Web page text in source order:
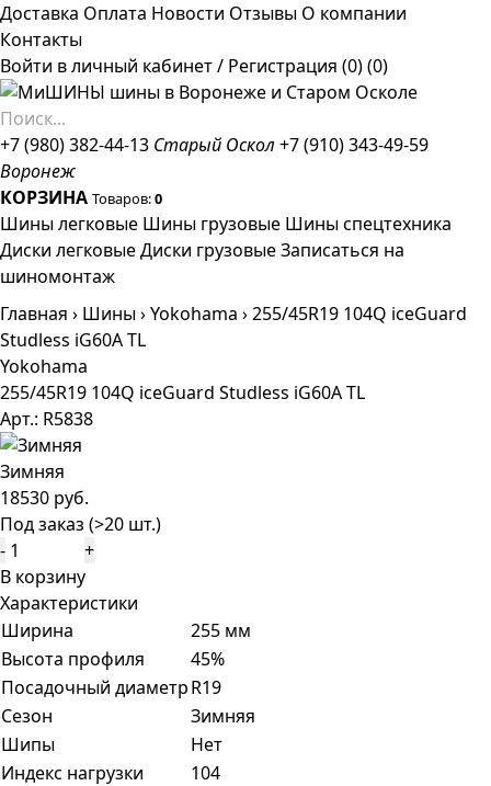
Доставка Оплата Новости Отзывы О компании
Контакты
Войти в личный кабинет/ Регистрация (0)(0)
+7 (980) 382-44-13 Старый Оскол +7 (910) 343-49-59
Воронеж
КОРЗИНА Товаров:0
Шины легковые Шины грузовые Шины спецтехника
Диски легковыеДиски грузовыеЗаписаться на
шиномонтаж
Главная › Шины›Yokohama ›255/45R19 104Q iceGuard
Studless iG60A TL
Yokohama
255/45R19 104Q iceGuard Studless iG60A TL
Арт.: R5838
Зимняя
18530 руб.
Под заказ (>20 шт.)
-
+
В корзину
Характеристики
Ширина
255 мм
Высота профиля
45%
Посадочный диаметрR19
Сезон
Зимняя
Шипы
Нет
Индекс нагрузки
104